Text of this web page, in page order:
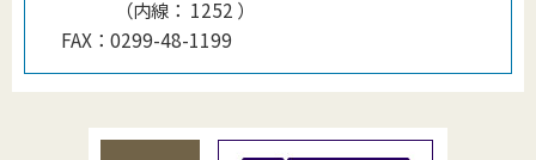
（内線 ： 1252 ）
FAX： 0299-48-1199